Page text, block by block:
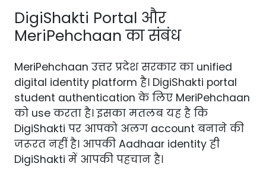
DigiShakti Portal और
MeriPehchaan का संबंध
MeriPehchaan उत्तर प्रदेश सरकार का unified
digital identity platform है। DigiShakti portal
student authentication के लिए MeriPehchaan
को use करता है। इसका मतलब यह है कि
DigiShakti पर आपको अलग account बनाने की
जरूरत नहीं है। आपकी Aadhaar identity ही
DigiShakti में आपकी पहचान है।